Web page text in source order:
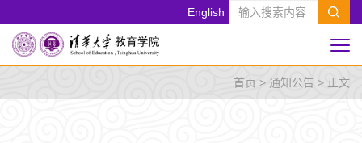
English
首页 > 通知公告 > 正文